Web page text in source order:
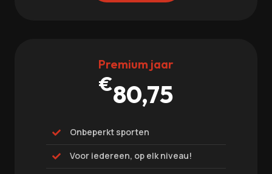
Premium jaar
€80,75
 Onbeperkt sporten
 Voor iedereen, op elk niveau!